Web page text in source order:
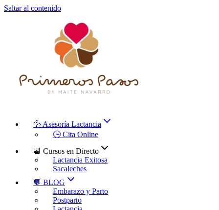
Saltar al contenido
💦 Asesoría Lactancia
🕒 Cita Online
📆 Cursos en Directo
Lactancia Exitosa
Sacaleches
💬 BLOG
Embarazo y Parto
Postparto